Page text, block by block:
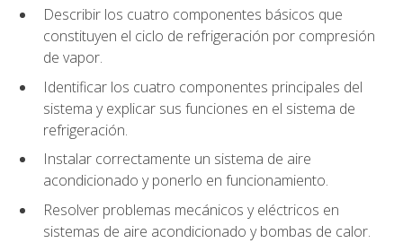
Describir los cuatro componentes básicos que
constituyen el ciclo de refrigeración por compresión
de vapor.
Identificar los cuatro componentes principales del
sistema y explicar sus funciones en el sistema de
refrigeración.
Instalar correctamente un sistema de aire
acondicionado y ponerlo en funcionamiento.
Resolver problemas mecánicos y eléctricos en
sistemas de aire acondicionado y bombas de calor.